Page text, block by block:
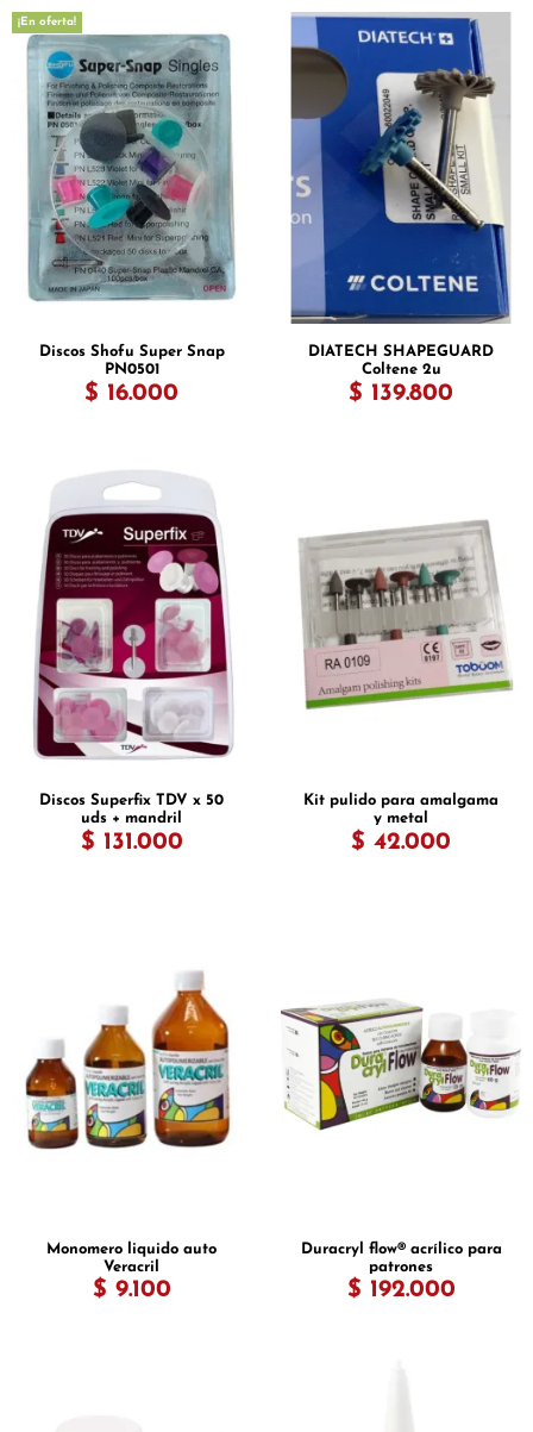
¡En oferta!
Discos Shofu Super Snap
PN0501
$ 16.000
DIATECH SHAPEGUARD
Coltene 2u
$ 139.800
Discos Superfix TDV x 50
uds + mandril
$ 131.000
Kit pulido para amalgama
y metal
$ 42.000
Monomero liquido auto
Veracril
$ 9.100
Duracryl flow® acrílico para
patrones
$ 192.000